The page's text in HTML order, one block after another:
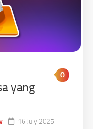
yang
0
16 July 2025